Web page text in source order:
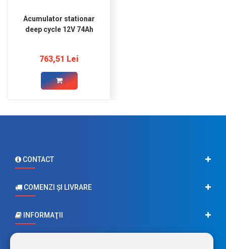
Acumulator stationar
deep cycle 12V 74Ah
763,51 Lei
CONTACT
COMENZI ŞI LIVRARE
INFORMAŢII